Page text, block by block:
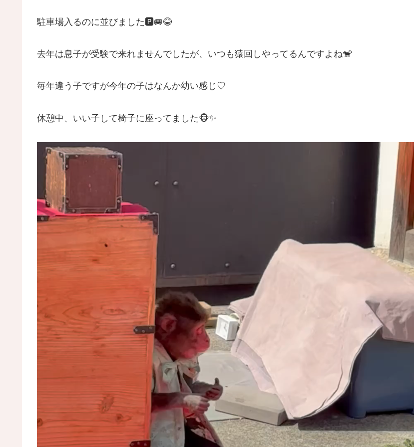
駐車場入るのに並びました🅿️🚐😂
去年は息子が受験で来れませんでしたが、いつも猿回しやってるんですよね🐒
毎年違う子ですが今年の子はなんか幼い感じ♡
休憩中、いい子して椅子に座ってました🐵✨